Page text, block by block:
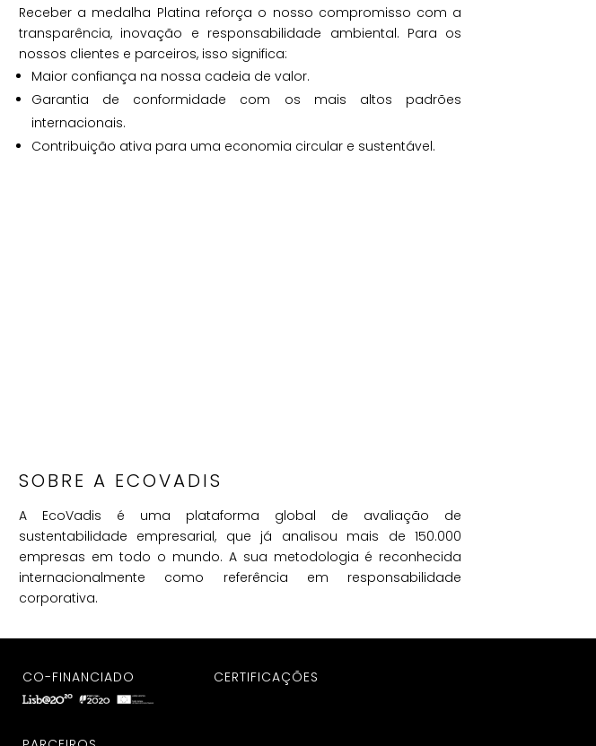
Receber a medalha Platina reforça o nosso compromisso com a
transparência, inovação e responsabilidade ambiental. Para os
nossos clientes e parceiros, isso significa:
Maior confiança na nossa cadeia de valor.
Garantia de conformidade com os mais altos padrões
internacionais.
Contribuição ativa para uma economia circular e sustentável.
SOBRE A ECOVADIS
A EcoVadis é uma plataforma global de avaliação de
sustentabilidade empresarial, que já analisou mais de 150.000
empresas em todo o mundo. A sua metodologia é reconhecida
internacionalmente como referência em responsabilidade
corporativa.
CO-FINANCIADO CERTIFICAÇÕES